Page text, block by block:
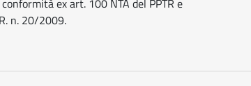
ex art. 100 NTA del PPTR e
n. 20/2009.